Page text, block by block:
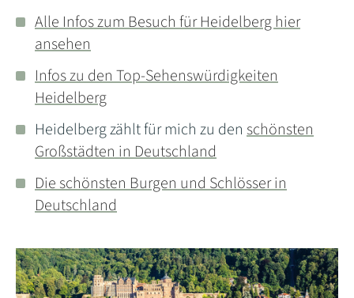
Alle Infos zum Besuch für Heidelberg hier
ansehen
Infos zu den Top-Sehenswürdigkeiten
Heidelberg
Heidelberg zählt für mich zu den schönsten
Großstädten in Deutschland
Die schönsten Burgen und Schlösser in
Deutschland